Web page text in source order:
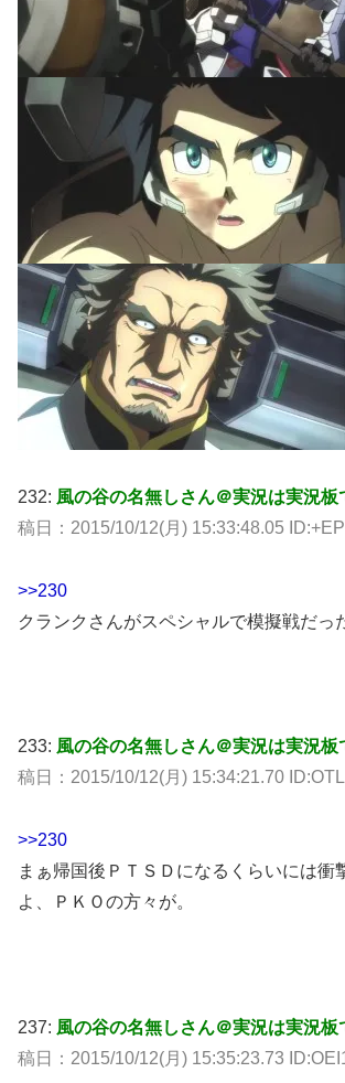
232: 風の谷の名無しさん＠実況は実況
稿日：2015/10/12(月) 15:33:48.05
>>230
クランクさんがスペシャルで模擬戦だっ
233: 風の谷の名無しさん＠実況は実況
稿日：2015/10/12(月) 15:34:21.70
>>230
まぁ帰国後ＰＴＳＤになるくらいには衝
よ、ＰＫＯの方々が。
237: 風の谷の名無しさん＠実況は実況
稿日：2015/10/12(月) 15:35:23.73